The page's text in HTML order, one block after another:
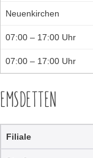
Neuenkirchen
07:00 – 17:00 Uhr
07:00 – 17:00 Uhr
EMSDETTEN
Filiale